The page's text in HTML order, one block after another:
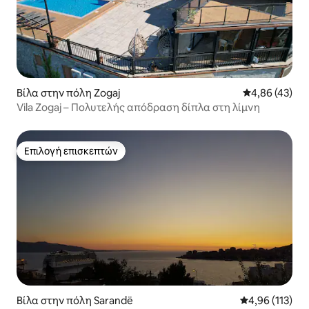
Βίλα στην πόλη Zogaj Μέση
4,86 (43)
Vila Zogaj – Πολυτελής απόδραση δίπλα στη λίμνη
Επιλογή επισκεπτών
Επιλογή επισκεπτών
Βίλα στην πόλη Sarandë Μέση
4,96 (113)